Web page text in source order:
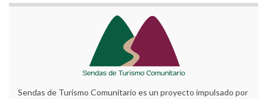
Sendas de Turismo Comunitario es un proyecto impulsado por